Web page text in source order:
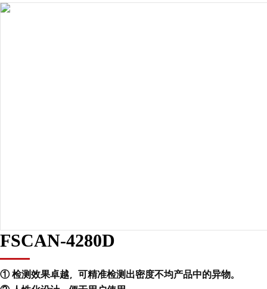
FSCAN-4280D
① 检测效果卓越，可精准检测出密度不均产品中的异物。